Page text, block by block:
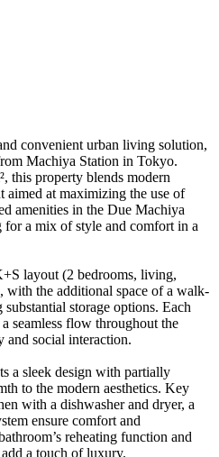
convenient urban living solution,
Machiya Station in Tokyo.
this property blends modern
aimed at maximizing the use of
amenities in the Due Machiya
for a mix of style and comfort in a
layout (2 bedrooms, living,
with the additional space of a walk-
storage options. Each
seamless flow throughout the
and social interaction.
a sleek design with partially
to the modern aesthetics. Key
with a dishwasher and dryer, a
ensure comfort and
reheating function and
a touch of luxury.